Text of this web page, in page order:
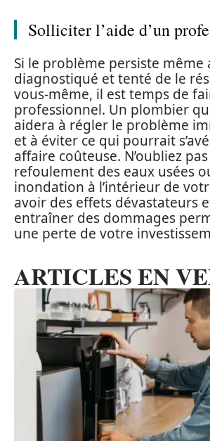
Solliciter l’aide d’un
Si le problème persiste même
diagnostiqué et tenté de le
vous-même, il est temps de
professionnel. Un plombier
aidera à régler le problème
et à éviter ce qui pourrait
affaire coûteuse. N’oubliez
refoulement des eaux usées
inondation à l’intérieur de
avoir des effets dévastateurs
entraîner des dommages
une perte de votre
ARTICLES EN